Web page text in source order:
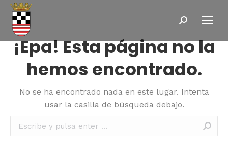
Buscar:
¡Epa! Esta página no la
hemos encontrado.
No se ha encontrado nada en este lugar. Intenta
usar la casilla de búsqueda debajo.
Buscar: